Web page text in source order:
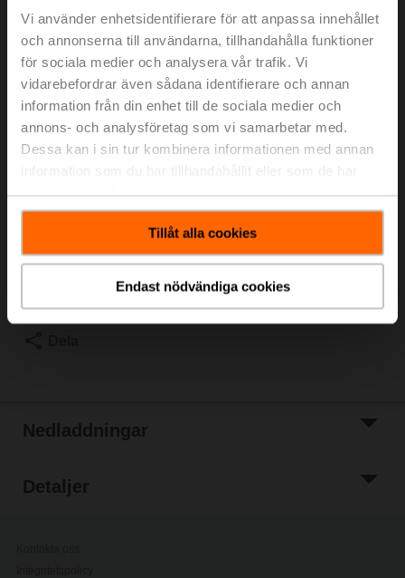
Vi använder enhetsidentifierare för att anpassa innehållet
och annonserna till användarna, tillhandahålla funktioner
för sociala medier och analysera vår trafik. Vi
vidarebefordrar även sådana identifierare och annan
information från din enhet till de sociala medier och
annons- och analysföretag som vi samarbetar med.
Dessa kan i sin tur kombinera informationen med annan
Tillåt alla cookies
Endast nödvändiga cookies
ZK-BFA
Listpris
422,00 SEK
Lägg till i
kundvagn
projektlistan
Nedladdningar
Detaljer